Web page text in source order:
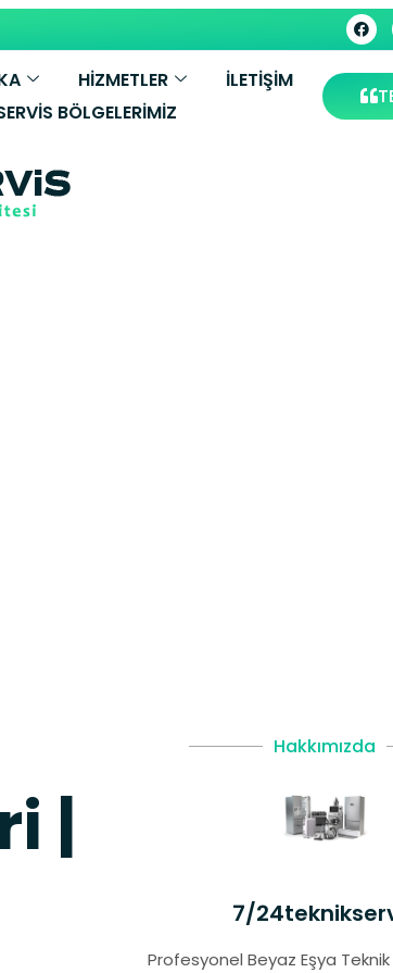
HİZMETLER
İLETIŞIM
BÖLGELERIMIZ
|
Hakkımızda
7/
Profesyonel Beyaz Eşya